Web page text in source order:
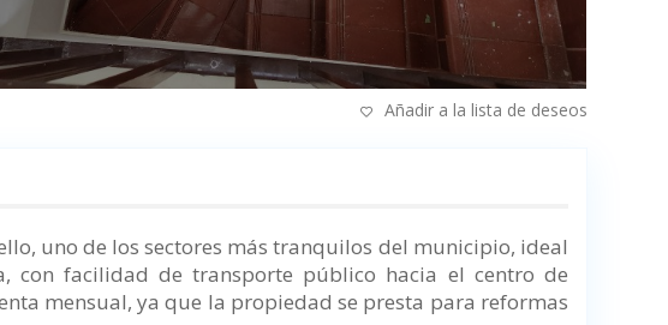
Añadir a la lista de deseos
uno de los sectores más tranquilos del municipio, ideal
con facilidad de transporte público hacia el centro de
mensual, ya que la propiedad se presta para reformas